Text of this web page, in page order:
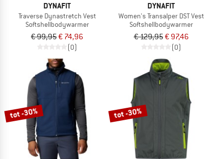
DYNAFIT
Traverse Dynastretch Vest
Softshellbodywarmer
€ 99,95€ 74,96
(0)
DYNAFIT
Women's Transalper DST Vest
Softshellbodywarmer
€ 129,95€ 97,46
(0)
tot -30% tot -30%